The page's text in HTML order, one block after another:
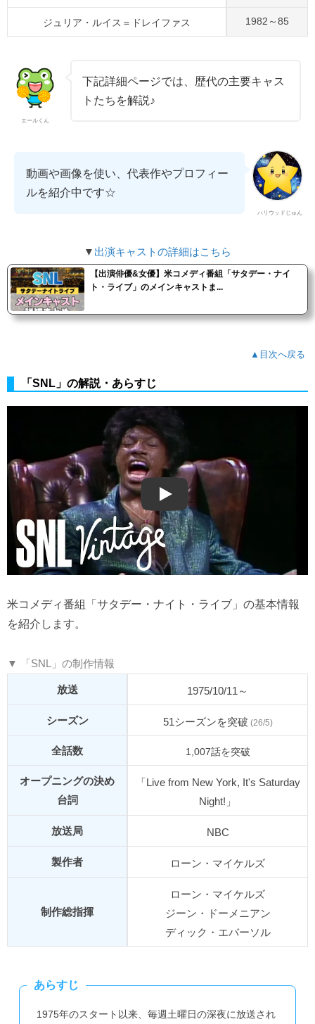
ジュリア・ルイス＝ドレイファス 1982～85
エールくん
下記詳細ページでは、歴代の主要キャス
トたちを解説♪
ハリウッドじゅん
動画や画像を使い、代表作やプロフィー
ルを紹介中です☆
▼ 出演キャストの詳細はこちら
【出演俳優&女優】米コメディ番組「サタデー・ナイ
ト・ライブ」のメインキャストま...
▲目次へ戻る
「SNL」の解説・あらすじ
Play
米コメディ番組「サタデー・ナイト・ライブ」の基本情報
を紹介します。
▼ 「SNL」の制作情報
放送 1975/10/11～
シーズン 51シーズンを突破 (26/5)
全話数 1,007話を突破
オープニングの決め
台詞
「Live from New York, It's Saturday
Night!」
放送局 NBC
製作者 ローン・マイケルズ
制作総指揮
ローン・マイケルズ
ジーン・ドーメニアン
ディック・エバーソル
あらすじ
1975年のスタート以来、毎週土曜日の深夜に放送され